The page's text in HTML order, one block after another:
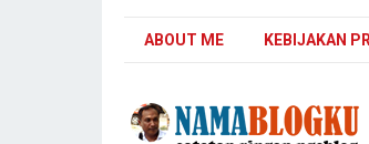
ABOUT ME KEBIJAKAN